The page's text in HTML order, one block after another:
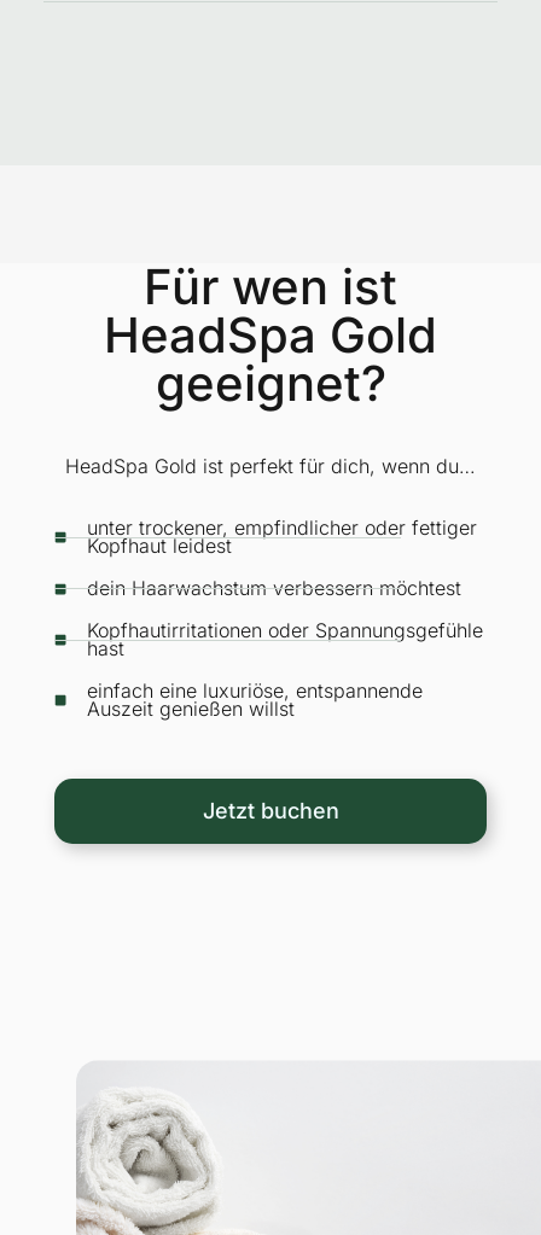
Für wen ist
HeadSpa Gold
geeignet?
HeadSpa Gold ist perfekt für dich, wenn du…
unter trockener, empfindlicher oder fettiger
Kopfhaut leidest
dein Haarwachstum verbessern möchtest
Kopfhautirritationen oder Spannungsgefühle
hast
einfach eine luxuriöse, entspannende
Auszeit genießen willst
Jetzt buchen